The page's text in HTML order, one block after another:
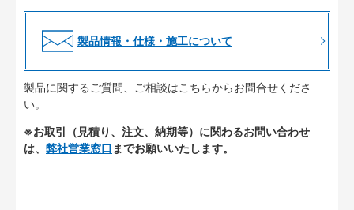
製品情報・仕様・施工について
製品に関するご質問、ご相談はこちらからお問合せくださ
い。
※お取引（見積り、注文、納期等）に関わるお問い合わせ
は、 弊社営業窓口 までお願いいたします。